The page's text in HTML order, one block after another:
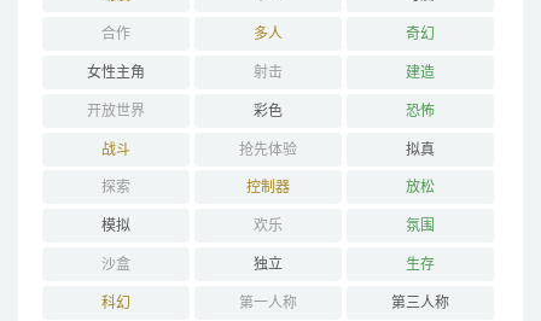
合作 多人 奇幻
女性主角 射击 建造
开放世界 彩色 恐怖
战斗 抢先体验 拟真
探索 控制器 放松
模拟 欢乐 氛围
沙盒 独立 生存
科幻 第一人称 第三人称